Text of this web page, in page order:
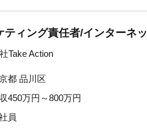
ティング責任者/インターネ
Take Action
都 品川区
450万円～800万円
員